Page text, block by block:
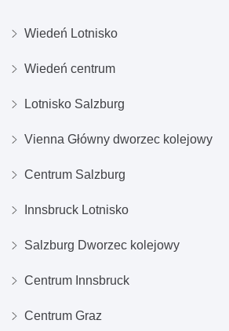
Wiedeń Lotnisko
Wiedeń centrum
Lotnisko Salzburg
Vienna Główny dworzec kolejowy
Centrum Salzburg
Innsbruck Lotnisko
Salzburg Dworzec kolejowy
Centrum Innsbruck
Centrum Graz